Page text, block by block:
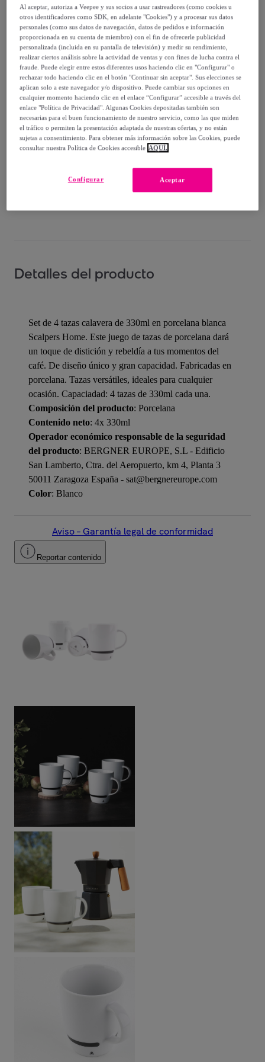
26,90 €
-36%
Vendido porDiempi
Entrega
Entrega desde5,95 €
y el15/08
Detalles del producto
Set de 4 tazas calavera de 330ml en porcelana blanca
Scalpers Home. Este juego de tazas de porcelana dará
un toque de distición y rebeldía a tus momentos del
café. De diseño único y gran capacidad. Fabricadas en
porcelana. Tazas versátiles, ideales para cualquier
ocasión. Capaciadad: 4 tazas de 330ml cada una.
Composición del producto: Porcelana
Contenido neto: 4x 330ml
Operador económico responsable de la seguridad
del producto: BERGNER EUROPE, S.L - Edificio
San Lamberto, Ctra. del Aeropuerto, km 4, Planta 3
50011 Zaragoza España - sat@bergnereurope.com
Color: Blanco
Aviso – Garantía legal de conformidad
Reportar contenido
Al aceptar, autoriza a Veepee y sus socios a usar rastreadores (como cookies u
otros identificadores como SDK, en adelante "Cookies") y a procesar sus datos
personales (como sus datos de navegación, datos de pedidos e información
proporcionada en su cuenta de miembro) con el fin de ofrecerle publicidad
personalizada (incluida en su pantalla de televisión) y medir su rendimiento,
realizar ciertos análisis sobre la actividad de ventas y con fines de lucha contra el
fraude. Puede elegir entre estos diferentes usos haciendo clic en "Configurar" o
rechazar todo haciendo clic en el botón "Continuar sin aceptar". Sus elecciones se
aplican solo a este navegador y/o dispositivo. Puede cambiar sus opciones en
cualquier momento haciendo clic en el enlace “Configurar” accesible a través del
enlace "Política de Privacidad". Algunas Cookies depositadas también son
necesarias para el buen funcionamiento de nuestro servicio, como las que miden
el tráfico o permiten la presentación adaptada de nuestras ofertas, y no están
sujetas a consentimiento. Para obtener más información sobre las Cookies, puede
consultar nuestra Política de Cookies accesible AQUÍ.
Aceptar
Configurar